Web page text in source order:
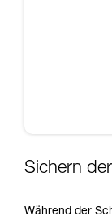
Sichern
Während der